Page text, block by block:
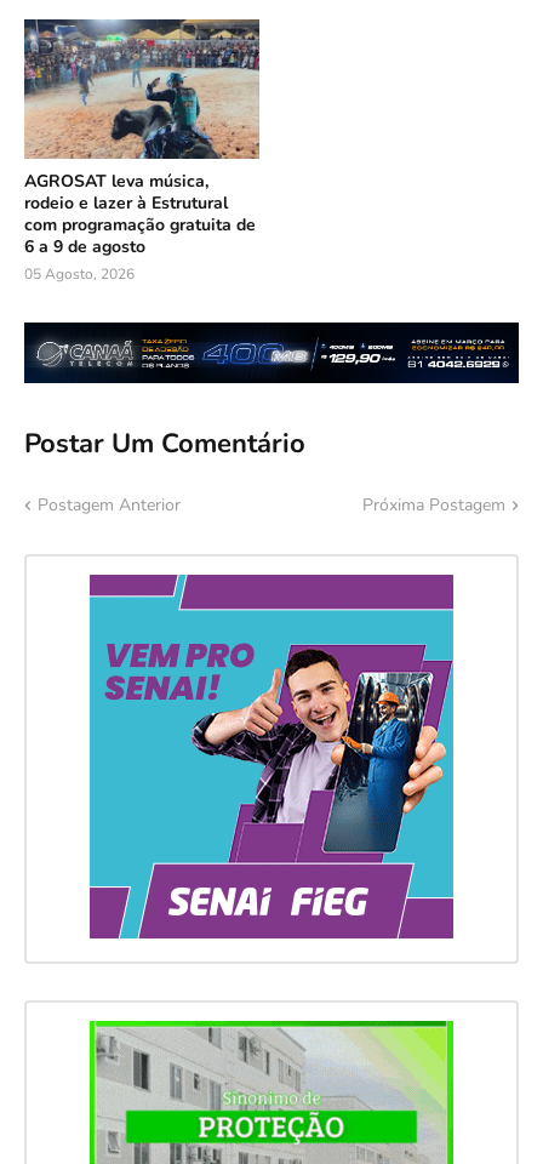
AGROSAT leva música,
rodeio e lazer à Estrutural
com programação gratuita de
6 a 9 de agosto
05 Agosto, 2026
Postar Um Comentário
Postagem Anterior Próxima Postagem